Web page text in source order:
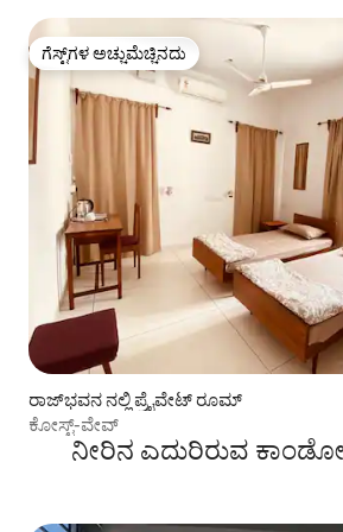
ಗೆಸ್ಟ್‌ಗಳ ಅಚ್ಚುಮೆಚ್ಚಿನದು
ಗೆಸ್ಟ್‌ಗಳ ಅಚ್ಚುಮೆಚ್ಚಿನದು
ರಾಜ್‌ಭವನ ನಲ್ಲಿ ಪ್ರೈವೇಟ್ ರೂಮ್
ಕೋಸ್ಟ್-ವೇವ್
ನೀರಿನ ಎದುರಿರುವ